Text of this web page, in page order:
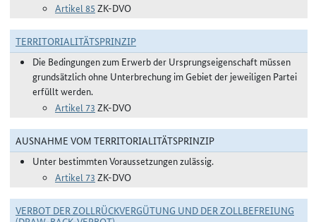
Artikel 85 ZK-DVO
TERRITORIALITÄTSPRINZIP
Die Bedingungen zum Erwerb der Ursprungseigenschaft müssen
grundsätzlich ohne Unterbrechung im Gebiet der jeweiligen Partei
erfüllt werden.
Artikel 73 ZK-DVO
AUSNAHME VOM TERRITORIALITÄTSPRINZIP
Unter bestimmten Voraussetzungen zulässig.
Artikel 73 ZK-DVO
VERBOT DER ZOLLRÜCKVERGÜTUNG UND DER ZOLLBEFREIUNG